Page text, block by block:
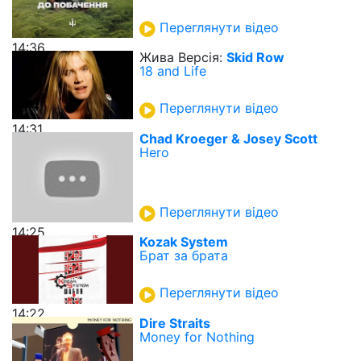
14:36
Переглянути відео
14:31
Жива Версія: Skid Row
18 and Life
Переглянути відео
14:25
Chad Kroeger & Josey Scott
Hero
Переглянути відео
14:22
Kozak System
Брат за брата
Переглянути відео
Dire Straits
Money for Nothing